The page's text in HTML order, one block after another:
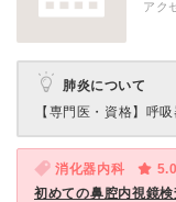
アク
肺炎について
【専門医・資格】 呼
消化器内科
5.0
初めての鼻腔内視鏡検